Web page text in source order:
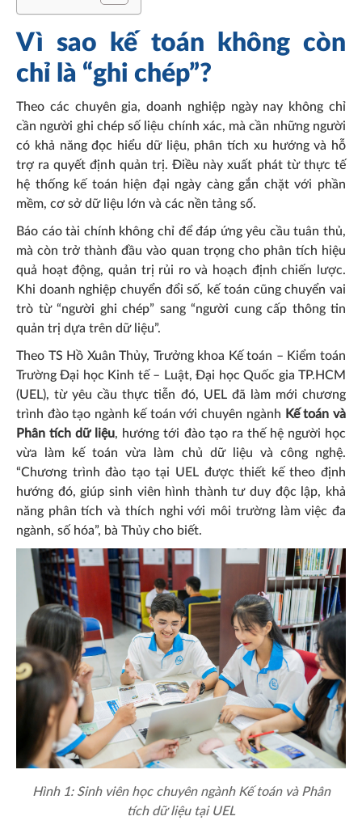
Vì sao kế toán không còn
chỉ là “ghi chép”?
Theo các chuyên gia, doanh nghiệp ngày nay không chỉ
cần người ghi chép số liệu chính xác, mà cần những người
có khả năng đọc hiểu dữ liệu, phân tích xu hướng và hỗ
trợ ra quyết định quản trị. Điều này xuất phát từ thực tế
hệ thống kế toán hiện đại ngày càng gắn chặt với phần
mềm, cơ sở dữ liệu lớn và các nền tảng số.
Báo cáo tài chính không chỉ để đáp ứng yêu cầu tuân thủ,
mà còn trở thành đầu vào quan trọng cho phân tích hiệu
quả hoạt động, quản trị rủi ro và hoạch định chiến lược.
Khi doanh nghiệp chuyển đổi số, kế toán cũng chuyển vai
trò từ “người ghi chép” sang “người cung cấp thông tin
quản trị dựa trên dữ liệu”.
Theo TS Hồ Xuân Thủy, Trưởng khoa Kế toán – Kiểm toán
Trường Đại học Kinh tế – Luật, Đại học Quốc gia TP.HCM
(UEL), từ yêu cầu thực tiễn đó, UEL đã làm mới chương
trình đào tạo ngành kế toán với chuyên ngành Kế toán và
Phân tích dữ liệu, hướng tới đào tạo ra thế hệ người học
vừa làm kế toán vừa làm chủ dữ liệu và công nghệ.
“Chương trình đào tạo tại UEL được thiết kế theo định
hướng đó, giúp sinh viên hình thành tư duy độc lập, khả
năng phân tích và thích nghi với môi trường làm việc đa
ngành, số hóa”, bà Thủy cho biết.
Hình 1: Sinh viên học chuyên ngành Kế toán và Phân
tích dữ liệu tại UEL